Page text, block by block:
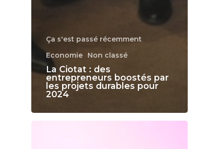
Ça s'est passé récemment
Economie
Non classé
La Ciotat : des
entrepreneurs boostés par
les projets durables pour
2024